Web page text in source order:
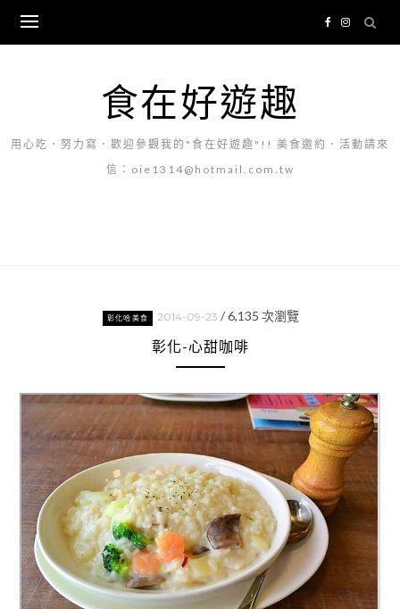
content
食在好遊趣
用心吃．努力寫．歡迎參觀我的"食在好遊趣"!! 美食邀約．活動請來
信：oie1314@hotmail.com.tw
彰化哈美食 2014-09-23 /6,135 次瀏覽
彰化-心甜咖啡